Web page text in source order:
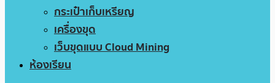
กระเป๋าเก็บเหรียญ
เครื่องขุด
เว็บขุดแบบ Cloud Mining
ห้องเรียน